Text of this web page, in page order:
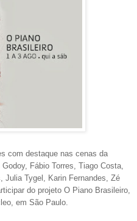
com destaque nas cenas da
Fábio Torres, Tiago Costa,
Julia Tygel, Karin Fernandes, Zé
do projeto O Piano Brasileiro,
em São Paulo.